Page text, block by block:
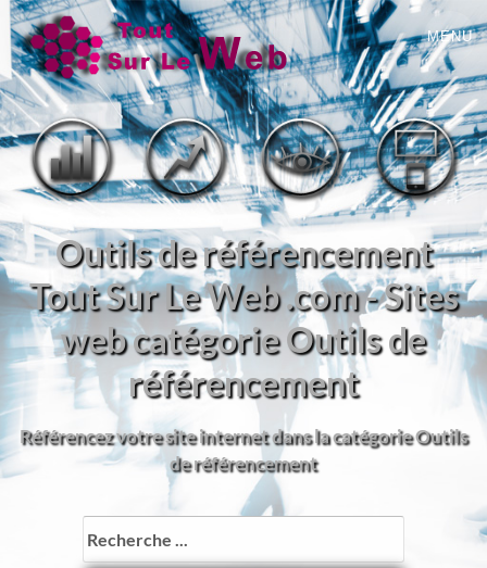
MENU
Outils de référencement
Tout Sur Le Web .com - Sites
web catégorie Outils de
référencement
Référencez votre site internet dans la catégorie Outils
de référencement